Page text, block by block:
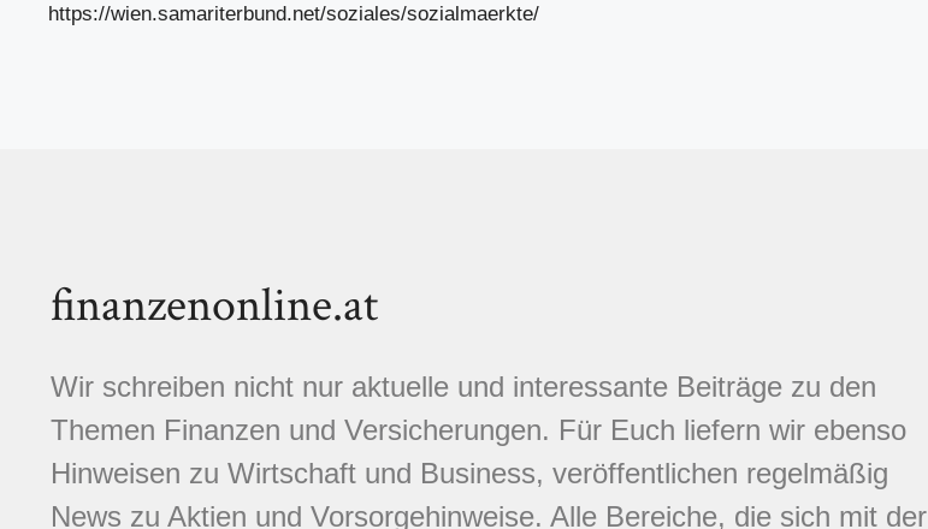
https://wien.samariterbund.net/soziales/sozialmaerkte/
finanzenonline.at
Wir schreiben nicht nur aktuelle und interessante Beiträge zu den
Themen Finanzen und Versicherungen. Für Euch liefern wir ebenso
Hinweisen zu Wirtschaft und Business, veröffentlichen regelmäßig
News zu Aktien und Vorsorgehinweise. Alle Bereiche, die sich mit der